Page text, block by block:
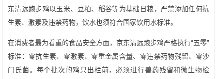
东清远跑步鸡以玉米、豆粕、稻谷等为基础日粮，严禁添加任何抗
生素、激素及违禁药物，饮水也须符合国家饮用水标准。
在消费者最为看重的食品安全方面，京东清远跑步鸡严格执行“五零”
标准：零抗生素、零激素、零重金属含量、零违禁药物残留、零沙
门氏菌。每个批次的鸡只出栏前，必须进行兽药残留和微生物检